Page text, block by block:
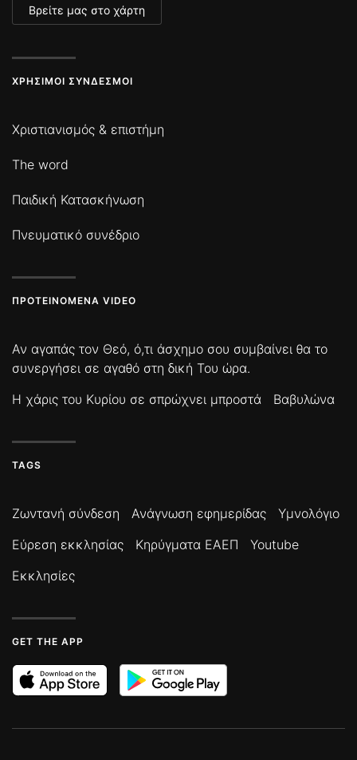
Βρείτε μας στο χάρτη
ΧΡΉΣΙΜΟΙ ΣΎΝΔΕΣΜΟΙ
Χριστιανισμός & επιστήμη
The word
Παιδική Κατασκήνωση
Πνευματικό συνέδριο
ΠΡΟΤΕΙΝΌΜΕΝΑ VIDEO
Αν αγαπάς τον Θεό, ό,τι άσχημο σου συμβαίνει θα το
συνεργήσει σε αγαθό στη δική Του ώρα.
Η χάρις του Κυρίου σε σπρώχνει μπροστά
Βαβυλώνα
TAGS
Ζωντανή σύνδεση Ανάγνωση εφημερίδας
Υμνολόγιο
Εύρεση εκκλησίας
Κηρύγματα ΕΑΕΠ
Youtube
Εκκλησίες
GET THE APP